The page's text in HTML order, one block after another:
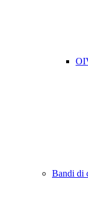
Bandi di